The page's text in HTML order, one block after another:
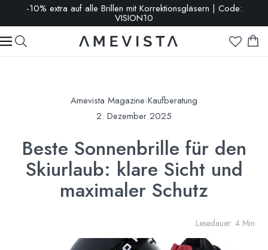
-10% extra auf alle Brillen mit Korrektionsgläsern | Code:
VISION10
Amevista Magazine›Kaufberatung
2. Dezember 2025
Beste Sonnenbrille für den
Skiurlaub: klare Sicht und
maximaler Schutz
Lesedauer: 4 Min